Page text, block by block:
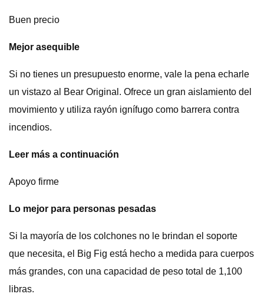
Buen precio
Mejor asequible
Si no tienes un presupuesto enorme, vale la pena echarle
un vistazo al Bear Original. Ofrece un gran aislamiento del
movimiento y utiliza rayón ignífugo como barrera contra
incendios.
Leer más a continuación
Apoyo firme
Lo mejor para personas pesadas
Si la mayoría de los colchones no le brindan el soporte
que necesita, el Big Fig está hecho a medida para cuerpos
más grandes, con una capacidad de peso total de 1,100
libras.